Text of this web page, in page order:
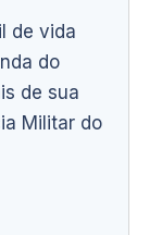
de vida
do
de sua
Militar do